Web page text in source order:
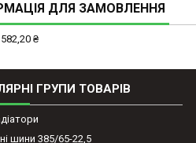
ДЛЯ ЗАМОВЛЕННЯ
₴
ГРУПИ ТОВАРІВ
шини 385/65-22,5